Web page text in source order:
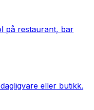
på restaurant, bar
eller butikk.